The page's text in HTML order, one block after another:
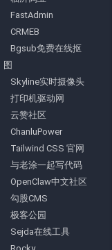
FastAdmin
CRMEB
Bgsub免费在线抠
图
Skyline实时摄像头
打印机驱动网
云赞社区
ChanluPower
Tailwind CSS 官网
与老涂一起写代码
OpenClaw中文社区
勾股CMS
极客公园
Sejda在线工具